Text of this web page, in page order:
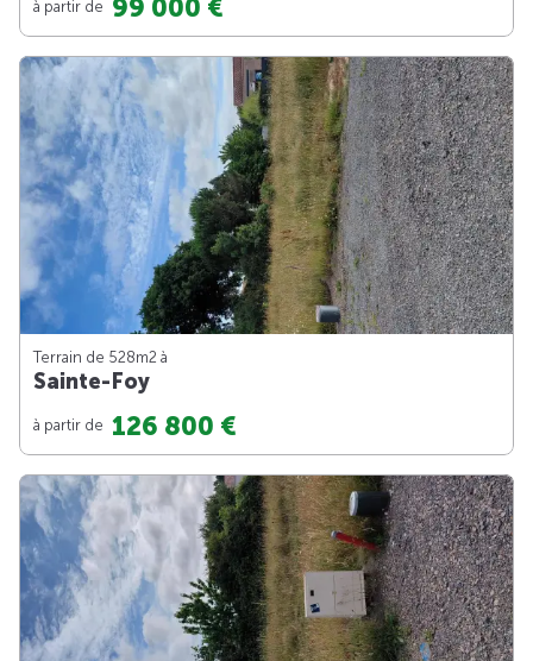
à partir de 99 000 €
Terrain de 528m2 à
Sainte-Foy
à partir de 126 800 €